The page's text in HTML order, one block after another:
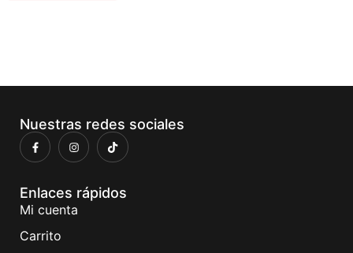
Nuestras redes sociales
Enlaces rápidos
Mi cuenta
Carrito